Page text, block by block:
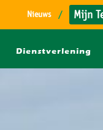
Nieuws / Mijn
Dienstverlening